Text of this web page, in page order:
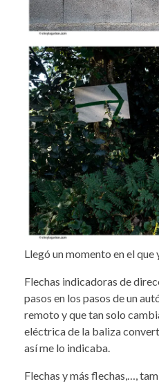
Llegó un momento en el que
Flechas indicadoras de
pasos en los pasos de un
remoto y que tan solo
eléctrica de la baliza
así me lo indicaba.
Flechas y más flechas,…,